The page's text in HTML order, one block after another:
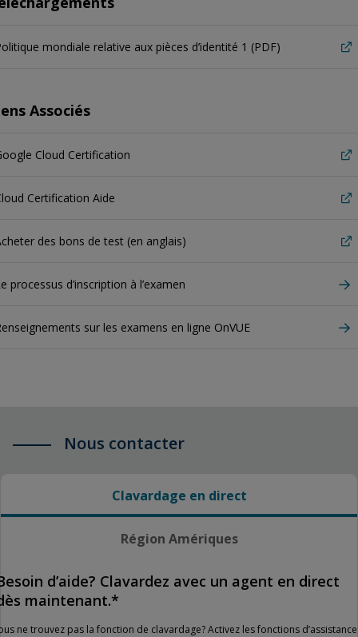
mondiale relative aux pièces d’identité 1 (PDF)
Associés
Cloud Certification
Certification Aide
des bons de test (en anglais)
processus d’inscription à l’examen
sur les examens en ligne OnVUE
Nous contacter
Clavardage en direct
Région Amériques
d’aide? Clavardez avec un agent en direct
maintenant.*
ne trouvez pas la fonction de clavardage? Activez les fonctions